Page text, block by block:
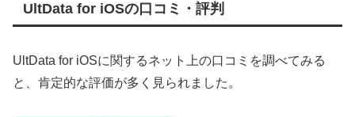
UltData for iOSの口コミ・評判
UltData for iOSに関するネット上の口コミを調べてみる
と、肯定的な評価が多く見られました。